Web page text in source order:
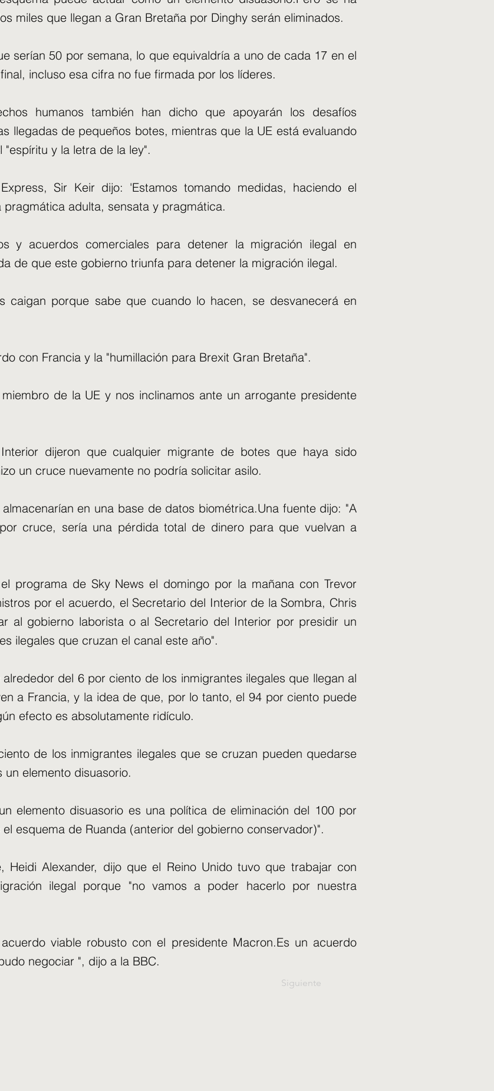
miles que llegan a Gran Bretaña por Dinghy serán eliminados.
serían 50 por semana, lo que equivaldría a uno de cada 17 en el
incluso esa cifra no fue firmada por los líderes.
humanos también han dicho que apoyarán los desafíos
llegadas de pequeños botes, mientras que la UE está evaluando
y la letra de la ley".
Sir Keir dijo: 'Estamos tomando medidas, haciendo el
adulta, sensata y pragmática.
y acuerdos comerciales para detener la migración ilegal en
de que este gobierno triunfa para detener la migración ilegal.
caigan porque sabe que cuando lo hacen, se desvanecerá en
con Francia y la "humillación para Brexit Gran Bretaña".
de la UE y nos inclinamos ante un arrogante presidente
dijeron que cualquier migrante de botes que haya sido
un cruce nuevamente no podría solicitar asilo.
en una base de datos biométrica.Una fuente dijo: "A
cruce, sería una pérdida total de dinero para que vuelvan a
programa de Sky News el domingo por la mañana con Trevor
por el acuerdo, el Secretario del Interior de la Sombra, Chris
al gobierno laborista o al Secretario del Interior por presidir un
ilegales que cruzan el canal este año".
del 6 por ciento de los inmigrantes ilegales que llegan al
a Francia, y la idea de que, por lo tanto, el 94 por ciento puede
efecto es absolutamente ridículo.
de los inmigrantes ilegales que se cruzan pueden quedarse
un elemento disuasorio.
elemento disuasorio es una política de eliminación del 100 por
esquema de Ruanda (anterior del gobierno conservador)".
Heidi Alexander, dijo que el Reino Unido tuvo que trabajar con
ilegal porque "no vamos a poder hacerlo por nuestra
viable robusto con el presidente Macron.Es un acuerdo
negociar ", dijo a la BBC.
Siguiente